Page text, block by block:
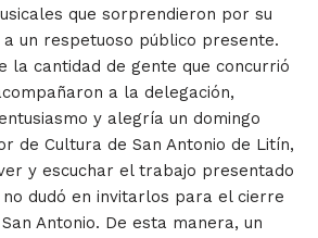
que sorprendieron por su
un respetuoso público presente.
la cantidad de gente que concurrió
a la delegación,
y alegría un domingo
de Cultura de San Antonio de Litín,
y escuchar el trabajo presentado
no dudó en invitarlos para el cierre
Antonio. De esta manera, un